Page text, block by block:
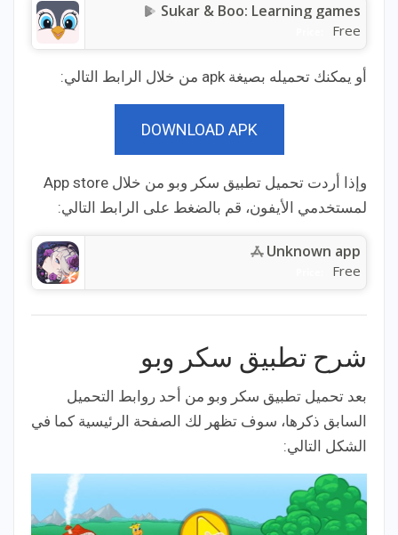
Sukar & Boo: Learning games
Free
أو يمكنك تحميله بصيغة apk من خلال الرابط التالي:
DOWNLOAD APK
وإذا أردت تحميل تطبيق سكر وبو من خلال App store
لمستخدمي الأيفون، قم بالضغط على الرابط التالي:
Unknown app
Free
شرح تطبيق سكر وبو
بعد تحميل تطبيق سكر وبو من أحد روابط التحميل
السابق ذكرها، سوف تظهر لك الصفحة الرئيسية كما في
الشكل التالي: